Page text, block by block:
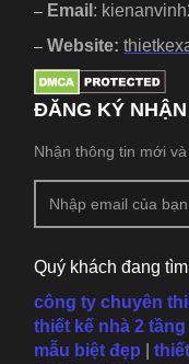
– Email :
– Website:
ĐĂNG KÝ NHẬN
Nhận thông tin mới
Quý khách đang
công ty chuyên
thiết kế nhà 2 tầng
mẫu biệt đẹp